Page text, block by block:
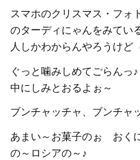
スマホのクリスマス・フォ
のターディにゃんをみてい
人しかわからんやろうけど
ぐっと噛みしめてごらん
中にしみとおるよぉ～
ブンチャッチャ、ブンチャ
あまい～お菓子のぉ おく
の～ロシアの～♪